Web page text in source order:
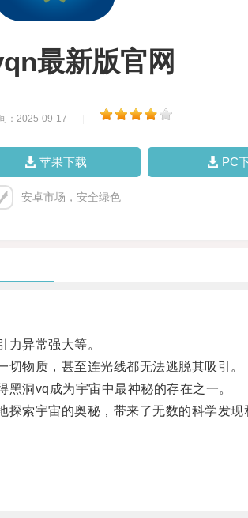
最新版官网
：2025-09-17
苹果下载 PC
安卓市场，安全绿色
异常强大等。
物质，甚至连光线都无法逃脱其吸引。
洞vq成为宇宙中最神秘的存在之一。
索宇宙的奥秘，带来了无数的科学发现